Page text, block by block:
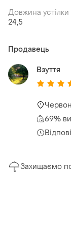
Довжина устілки
24,5
Продавець
Взуття
69%
Захищаємо